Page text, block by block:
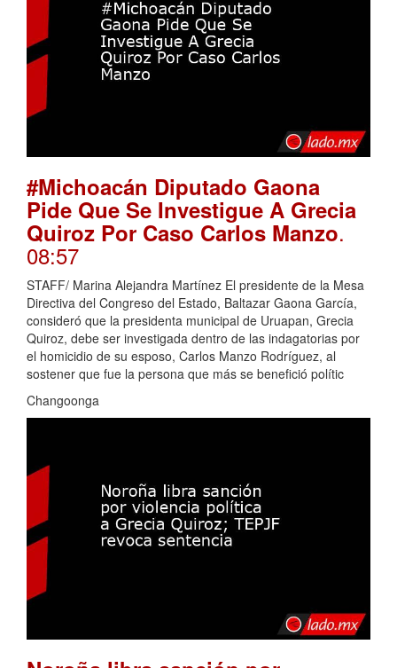
#Michoacán Diputado Gaona
Pide Que Se Investigue A Grecia
Quiroz Por Caso Carlos Manzo.
08:57
STAFF/ Marina Alejandra Martínez El presidente de la Mesa
Directiva del Congreso del Estado, Baltazar Gaona García,
consideró que la presidenta municipal de Uruapan, Grecia
Quiroz, debe ser investigada dentro de las indagatorias por
el homicidio de su esposo, Carlos Manzo Rodríguez, al
sostener que fue la persona que más se benefició polític
Changoonga